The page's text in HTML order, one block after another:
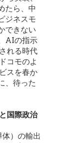
たら、中
ジネスモ
できない
AIの指示
れる時代
コモのよ
スを春か
、待った
国際政治
）の輸出